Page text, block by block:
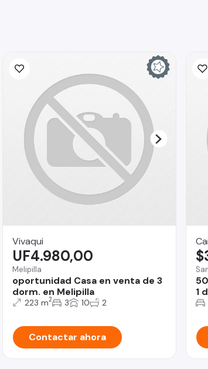
Vivaqui
Melipilla
oportunidad Casa en venta de 3
dorm. en Melipilla
UF4.980,00
223 m2 3 10 2
Contactar ahora
1